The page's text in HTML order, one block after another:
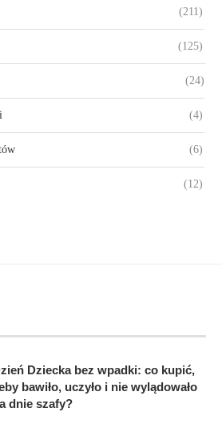
(211)
(125)
(24)
(4)
(6)
(12)
Dziecka bez wpadki: co kupić,
bawiło, uczyło i nie wylądowało
dnie szafy?